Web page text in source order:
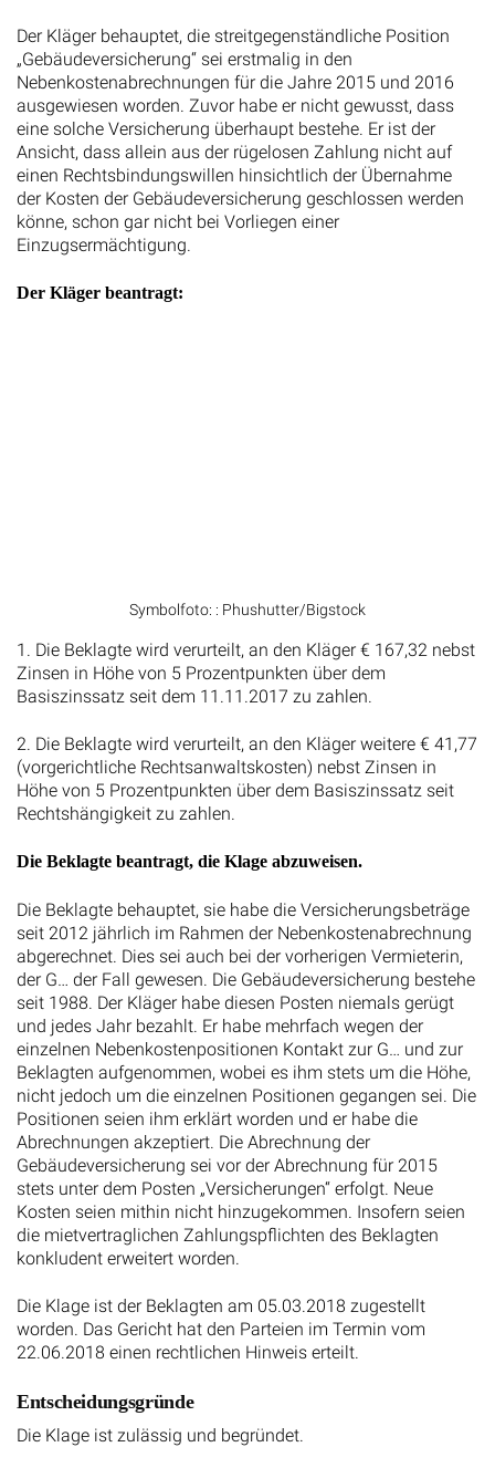
Der Kläger behauptet, die streitgegenständliche Position
„Gebäudeversicherung“ sei erstmalig in den
Nebenkostenabrechnungen für die Jahre 2015 und 2016
ausgewiesen worden. Zuvor habe er nicht gewusst, dass
eine solche Versicherung überhaupt bestehe. Er ist der
Ansicht, dass allein aus der rügelosen Zahlung nicht auf
einen Rechtsbindungswillen hinsichtlich der Übernahme
der Kosten der Gebäudeversicherung geschlossen werden
könne, schon gar nicht bei Vorliegen einer
Einzugsermächtigung.
Der Kläger beantragt:
Symbolfoto: : Phushutter/Bigstock
1. Die Beklagte wird verurteilt, an den Kläger € 167,32 nebst
Zinsen in Höhe von 5 Prozentpunkten über dem
Basiszinssatz seit dem 11.11.2017 zu zahlen.
2. Die Beklagte wird verurteilt, an den Kläger weitere € 41,77
(vorgerichtliche Rechtsanwaltskosten) nebst Zinsen in
Höhe von 5 Prozentpunkten über dem Basiszinssatz seit
Rechtshängigkeit zu zahlen.
Die Beklagte beantragt, die Klage abzuweisen.
Die Beklagte behauptet, sie habe die Versicherungsbeträge
seit 2012 jährlich im Rahmen der Nebenkostenabrechnung
abgerechnet. Dies sei auch bei der vorherigen Vermieterin,
der G… der Fall gewesen. Die Gebäudeversicherung bestehe
seit 1988. Der Kläger habe diesen Posten niemals gerügt
und jedes Jahr bezahlt. Er habe mehrfach wegen der
einzelnen Nebenkostenpositionen Kontakt zur G… und zur
Beklagten aufgenommen, wobei es ihm stets um die Höhe,
nicht jedoch um die einzelnen Positionen gegangen sei. Die
Positionen seien ihm erklärt worden und er habe die
Abrechnungen akzeptiert. Die Abrechnung der
Gebäudeversicherung sei vor der Abrechnung für 2015
stets unter dem Posten „Versicherungen“ erfolgt. Neue
Kosten seien mithin nicht hinzugekommen. Insofern seien
die mietvertraglichen Zahlungspflichten des Beklagten
konkludent erweitert worden.
Die Klage ist der Beklagten am 05.03.2018 zugestellt
worden. Das Gericht hat den Parteien im Termin vom
22.06.2018 einen rechtlichen Hinweis erteilt.
Entscheidungsgründe
Die Klage ist zulässig und begründet.